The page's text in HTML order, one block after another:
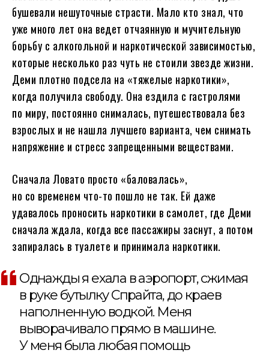
бушевали нешуточные страсти. Мало кто знал, что
уже много лет она ведет отчаянную и мучительную
борьбу с алкогольной и наркотической зависимостью,
которые несколько раз чуть не стоили звезде жизни.
Деми плотно подсела на «тяжелые наркотики»,
когда получила свободу. Она ездила с гастролями
по миру, постоянно снималась, путешествовала без
взрослых и не нашла лучшего варианта, чем снимать
напряжение и стресс запрещенными веществами.
Сначала Ловато просто «баловалась»,
но со временем что-то пошло не так. Ей даже
удавалось проносить наркотики в самолет, где Деми
сначала ждала, когда все пассажиры заснут, а потом
запиралась в туалете и принимала наркотики.
Однажды я ехала в аэропорт, сжимая
в руке бутылку Спрайта, до краев
наполненную водкой. Меня
выворачивало прямо в машине.
У меня была любая помощь